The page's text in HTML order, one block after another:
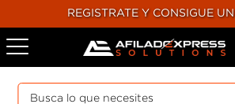
REGISTRATE Y CONSIGUE UN